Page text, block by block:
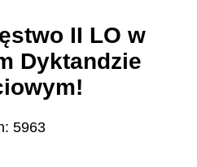
II LO w
Dyktandzie
5963